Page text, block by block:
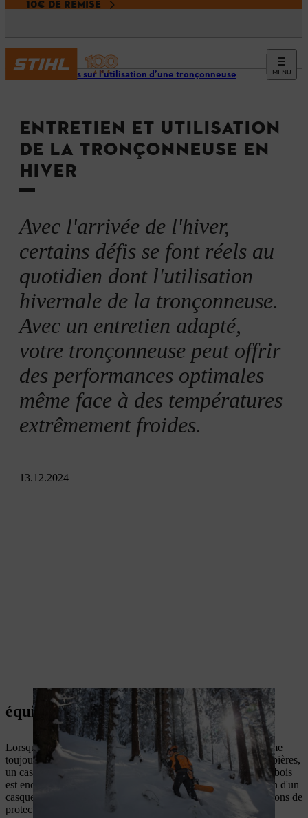
10€ DE REMISE
MENU
Conseils sur l'utilisation d’une tronçonneuse
ENTRETIEN ET UTILISATION
DE LA TRONÇONNEUSE EN
HIVER
Avec l'arrivée de l'hiver,
certains défis se font réels au
quotidien dont l'utilisation
hivernale de la tronçonneuse.
Avec un entretien adapté,
votre tronçonneuse peut offrir
des performances optimales
même face à des températures
extrêmement froides.
13.12.2024
équipement de protection individuel
Lorsque vous travaillez avec une tronçonneuse en hiver, comme
toujours, portez
des vêtements de protection , tels que des jambières,
un casque, des lunettes de protection et des gants. En hiver, le bois
est encore plus susceptible de se briser, de sorte que l'utilisation d'un
casque et d'une protection oculaire reste essentielle. Les pantalons de
protection d'hiver sont fabriqués avec des matériaux à la fois